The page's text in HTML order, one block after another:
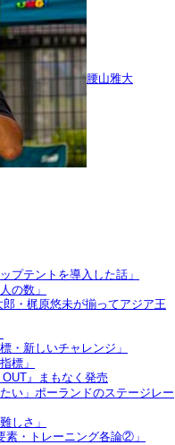
腰山雅大
プテントを導入した話」
の数」
・梶原悠未が揃ってアジア王
・新しいチャレンジ」
標」
』まもなく発売
い」ポーランドのステージレー
しさ」
素・トレーニング各論②」